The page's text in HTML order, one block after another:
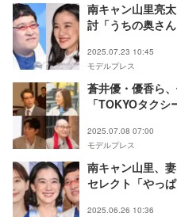
南キャン山里亮
討「うちの奥さん
2025.07.23 10:45
モデルプレス
蒼井優・優香ら
「TOKYOタク
2025.07.08 07:00
モデルプレス
南キャン山里、
セレクト「やっ
2025.06.26 10:36